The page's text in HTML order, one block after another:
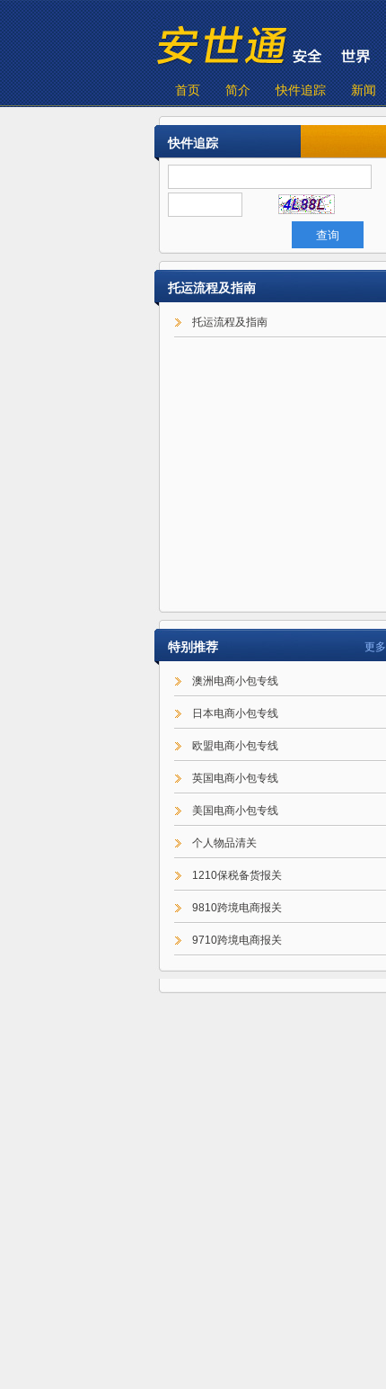
首页 简介 快件追踪 新闻
快件追踪
托运流程及指南
托运流程及指南
更多
特别推荐
澳洲电商小包专线
日本电商小包专线
欧盟电商小包专线
英国电商小包专线
美国电商小包专线
个人物品清关
1210保税备货报关
9810跨境电商报关
9710跨境电商报关
9610跨境电商报关